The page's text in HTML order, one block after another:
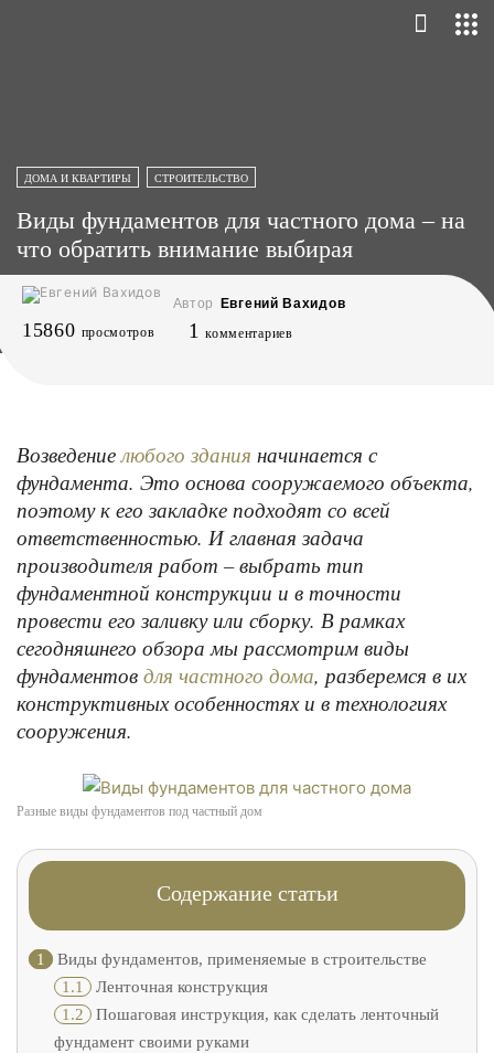
ДОМА И КВАРТИРЫ СТРОИТЕЛЬСТВО
Виды фундаментов для частного дома – на
что обратить внимание выбирая
Автор Евгений Вахидов
15860 просмотров 1 комментариев
Возведениелюбого здания начинается с
фундамента. Это основа сооружаемого объекта,
поэтому к его закладке подходят со всей
ответственностью. И главная задача
производителя работ – выбрать тип
фундаментной конструкции и в точности
провести его заливку или сборку. В рамках
сегодняшнего обзора мы рассмотрим виды
фундаментов для частного дома, разберемся в их
конструктивных особенностях и в технологиях
сооружения.
Разные виды фундаментов под частный дом
Содержание статьи
1
Виды фундаментов, применяемые в строительстве
1.1 Ленточная конструкция
1.2 Пошаговая инструкция, как сделать ленточный
фундамент своими руками